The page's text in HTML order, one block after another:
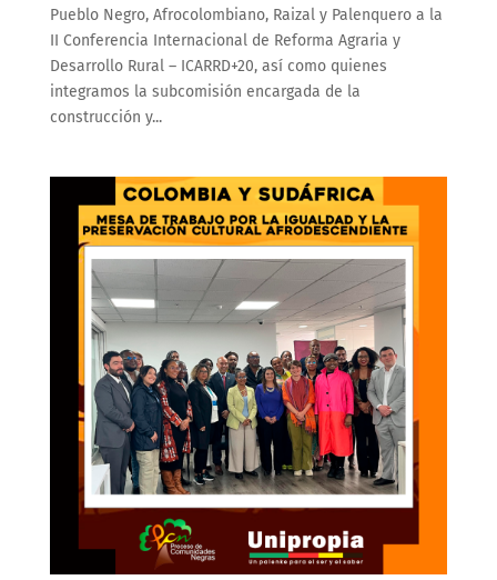
Pueblo Negro, Afrocolombiano, Raizal y Palenquero a la
II Conferencia Internacional de Reforma Agraria y
Desarrollo Rural – ICARRD+20, así como quienes
integramos la subcomisión encargada de la
construcción y...